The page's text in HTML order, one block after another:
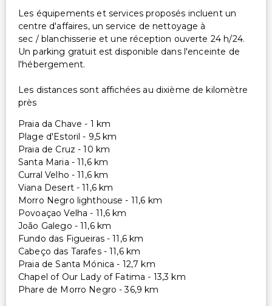
Les équipements et services proposés incluent un
centre d'affaires, un service de nettoyage à
sec / blanchisserie et une réception ouverte 24 h/24.
Un parking gratuit est disponible dans l'enceinte de
l'hébergement.
Les distances sont affichées au dixième de kilomètre
près
Praia da Chave - 1 km
Plage d'Estoril - 9,5 km
Praia de Cruz - 10 km
Santa Maria - 11,6 km
Curral Velho - 11,6 km
Viana Desert - 11,6 km
Morro Negro lighthouse - 11,6 km
Povoaçao Velha - 11,6 km
João Galego - 11,6 km
Fundo das Figueiras - 11,6 km
Cabeço das Tarafes - 11,6 km
Praia de Santa Mónica - 12,7 km
Chapel of Our Lady of Fatima - 13,3 km
Phare de Morro Negro - 36,9 km